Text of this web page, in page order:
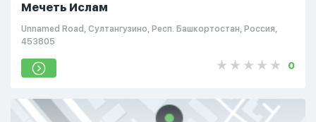
Мечеть Ислам
Unnamed Road, Султангузино, Респ. Башкортостан, Россия,
453805
0